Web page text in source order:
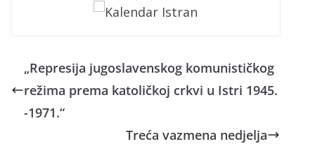
„Represija jugoslavenskog komunističkog
režima prema katoličkoj crkvi u Istri 1945.
-1971.“
Treća vazmena nedjelja